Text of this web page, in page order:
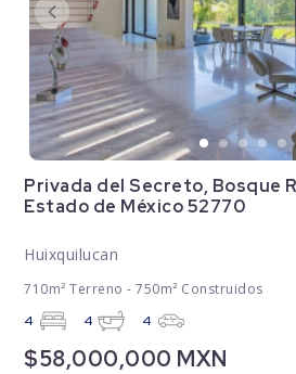
Privada del Secreto, Bosque
Estado de México 52770
Huixquilucan
710m² Terreno - 750m² Construidos
4 4 4
$58,000,000 MXN